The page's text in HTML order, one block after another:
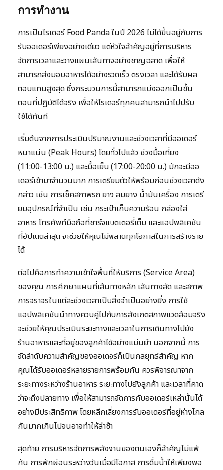
การทำงาน
การเป็นไรเดอร์ Food Panda ในปี 2026 ไม่ได้ขึ้นอยู่กับการ
รับออเดอร์เพียงอย่างเดียว แต่หัวใจสำคัญอยู่ที่การบริหาร
จัดการเวลาและวางแผนเส้นทางอย่างชาญฉลาด เพื่อให้
สามารถส่งมอบอาหารได้อย่างรวดเร็ว ตรงเวลา และได้รับผล
ตอบแทนสูงสุด ซึ่งกระบวนการนี้สามารถแบ่งออกเป็นขั้น
ตอนที่ปฏิบัติได้จริง เพื่อให้ไรเดอร์ทุกคนสามารถนำไปปรับ
ใช้ได้ทันที
เริ่มต้นจากการประเมินปริมาณงานและช่วงเวลาที่มีออเดอร์
หนาแน่น (Peak Hours) โดยทั่วไปแล้ว ช่วงมื้อเที่ยง
(11:00-13:00 น.) และมื้อเย็น (17:00-20:00 น.) มักจะมีออ
เดอร์เข้ามาจำนวนมาก การเตรียมตัวให้พร้อมก่อนช่วงเวลาดัง
กล่าว เช่น การเช็คสภาพรถ ยาง ลมยาง น้ำมันเครื่อง การเตรี
ยมอุปกรณ์ที่จำเป็น เช่น กระเป๋าเก็บความร้อน กล่องใส่
อาหาร โทรศัพท์มือถือที่ชาร์จแบตเตอรี่เต็ม และแอปพลิเคชัน
ที่อัปเดตล่าสุด จะช่วยให้คุณไม่พลาดทุกโอกาสในการสร้างราย
ได้
ต่อไปคือการทำความเข้าใจพื้นที่ให้บริการ (Service Area)
ของคุณ การศึกษาแผนที่เส้นทางหลัก เส้นทางลัด และสภาพ
การจราจรในแต่ละช่วงเวลาเป็นสิ่งจำเป็นอย่างยิ่ง การใช้
แอปพลิเคชันนำทางควบคู่ไปกับการสังเกตสภาพแวดล้อมจริง
จะช่วยให้คุณประเมินระยะทางและเวลาในการเดินทางไปยัง
ร้านอาหารและที่อยู่ของลูกค้าได้อย่างแม่นยำ นอกจากนี้ การ
จัดลำดับความสำคัญของออเดอร์ก็เป็นกลยุทธ์สำคัญ หาก
คุณได้รับออเดอร์หลายรายการพร้อมกัน ควรพิจารณาจาก
ระยะทางระหว่างร้านอาหาร ระยะทางไปยังลูกค้า และเวลาที่คาด
ว่าจะถึงปลายทาง เพื่อให้สามารถจัดการกับออเดอร์เหล่านั้นได้
อย่างมีประสิทธิภาพ โดยหลีกเลี่ยงการรับออเดอร์ที่อยู่ห่างไกล
กันมากเกินไปจนอาจทำให้ล่าช้า
สุดท้าย การบริหารจัดการพลังงานของตนเองก็สำคัญไม่แพ้
กัน การพักผ่อนระหว่างวันเมื่อมีโอกาส การดื่มน้ำให้เพียงพอ